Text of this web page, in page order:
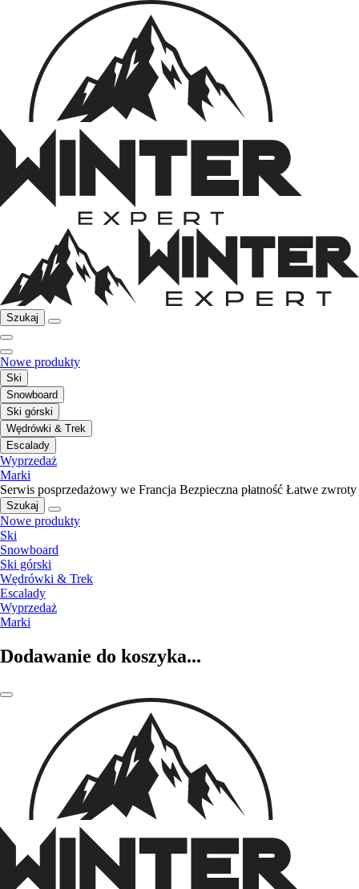
Szukaj
Nowe produkty
Ski
Snowboard
Ski górski
Wędrówki & Trek
Escalady
Wyprzedaż
Marki
Serwis posprzedażowy we Francja Bezpieczna płatność Łatwe zwroty
Szukaj
Nowe produkty
Ski
Snowboard
Ski górski
Wędrówki & Trek
Escalady
Wyprzedaż
Marki
Dodawanie do koszyka...